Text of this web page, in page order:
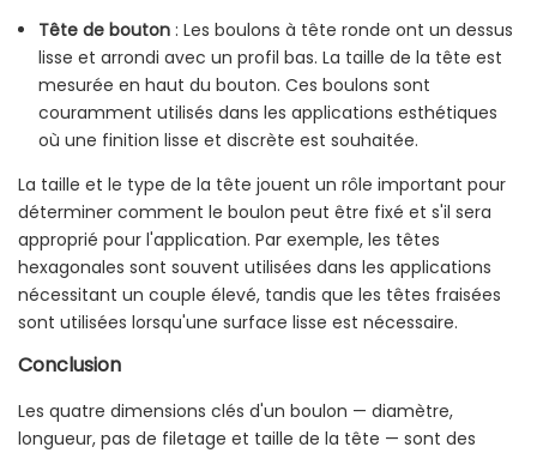
Tête de bouton : Les boulons à tête ronde ont un dessus
lisse et arrondi avec un profil bas. La taille de la tête est
mesurée en haut du bouton. Ces boulons sont
couramment utilisés dans les applications esthétiques
où une finition lisse et discrète est souhaitée.
La taille et le type de la tête jouent un rôle important pour
déterminer comment le boulon peut être fixé et s'il sera
approprié pour l'application. Par exemple, les têtes
hexagonales sont souvent utilisées dans les applications
nécessitant un couple élevé, tandis que les têtes fraisées
sont utilisées lorsqu'une surface lisse est nécessaire.
Conclusion
Les quatre dimensions clés d'un boulon — diamètre,
longueur, pas de filetage et taille de la tête — sont des